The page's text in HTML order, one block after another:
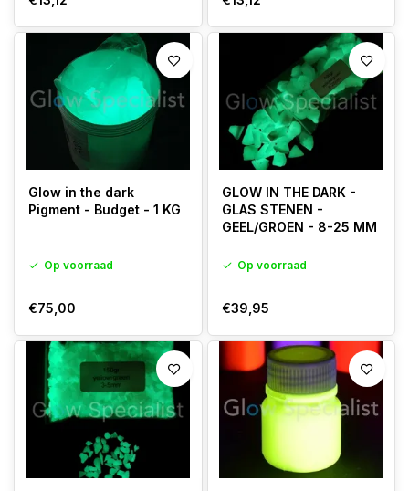
Glow in the dark
Pigment - Budget - 1 KG
Op voorraad
€75,00
GLOW IN THE DARK -
GLAS STENEN -
GEEL/GROEN - 8-25 MM
Op voorraad
€39,95